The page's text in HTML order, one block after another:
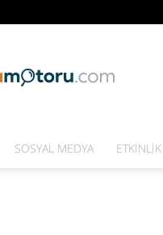
Arama
SOSYAL MEDYA ETKINLIK